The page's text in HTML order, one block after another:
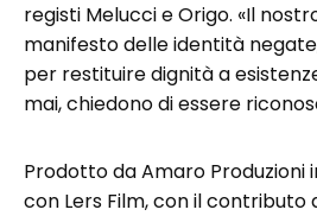
registi Melucci e Origo. «Il
manifesto delle identità
per restituire dignità a
mai, chiedono di essere
Prodotto da Amaro Produzioni
con Lers Film, con il contributo